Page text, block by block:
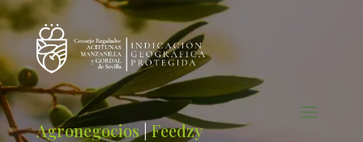
Agronegocios|Feedzy